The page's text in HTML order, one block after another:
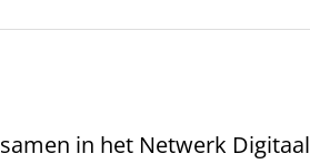
in het Netwerk Digitaal